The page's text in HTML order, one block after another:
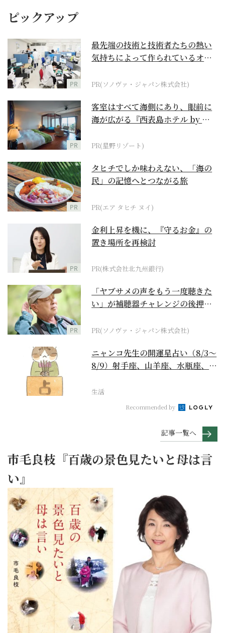
ピックアップ
PR
最先端の技術と技術者たちの熱い
気持ちによって作られているオー
PR(ソノヴァ・ジャパン株式会社)
PR
客室はすべて海側にあり、眼前に
海が広がる『西表島ホテル by 星
PR(星野リゾート)
PR
タヒチでしか味わえない、「海の
民」の記憶へとつながる旅
PR(エア タヒチ ヌイ)
PR
金利上昇を機に、『守るお金』の
置き場所を再検討
PR(株式会社北九州銀行)
PR
「ヤブサメの声をもう一度聴きた
い」が補聴器チャレンジの後押し
PR(ソノヴァ・ジャパン株式会社)
ニャンコ先生の開運星占い（8/3～
8/9）射手座、山羊座、水瓶座、魚
生活
Recommended by
記事一覧へ
市毛良枝『百歳の景色見たいと母は言
い』